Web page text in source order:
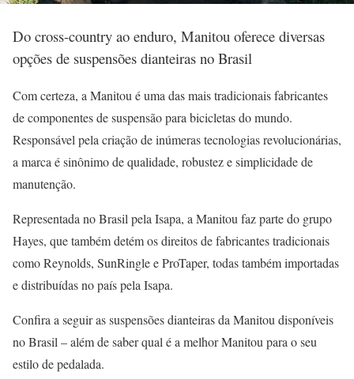
Do cross-country ao enduro, Manitou oferece diversas
opções de suspensões dianteiras no Brasil
Com certeza, a Manitou é uma das mais tradicionais fabricantes
de componentes de suspensão para bicicletas do mundo.
Responsável pela criação de inúmeras tecnologias revolucionárias,
a marca é sinônimo de qualidade, robustez e simplicidade de
manutenção.
Representada no Brasil pela Isapa, a Manitou faz parte do grupo
Hayes, que também detém os direitos de fabricantes tradicionais
como Reynolds, SunRingle e ProTaper, todas também importadas
e distribuídas no país pela Isapa.
Confira a seguir as suspensões dianteiras da Manitou disponíveis
no Brasil – além de saber qual é a melhor Manitou para o seu
estilo de pedalada.